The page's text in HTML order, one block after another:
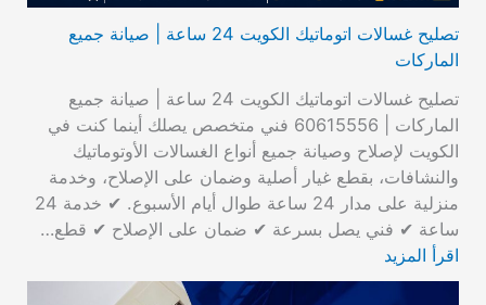
تصليح غسالات اتوماتيك الكويت 24 ساعة | صيانة جميع
الماركات
تصليح غسالات اتوماتيك الكويت 24 ساعة | صيانة جميع
الماركات | 60615556 فني متخصص يصلك أينما كنت في
الكويت لإصلاح وصيانة جميع أنواع الغسالات الأوتوماتيك
والنشافات، بقطع غيار أصلية وضمان على الإصلاح، وخدمة
منزلية على مدار 24 ساعة طوال أيام الأسبوع. ✔ خدمة 24
ساعة ✔ فني يصل بسرعة ✔ ضمان على الإصلاح ✔ قطع…
اقرأ المزيد